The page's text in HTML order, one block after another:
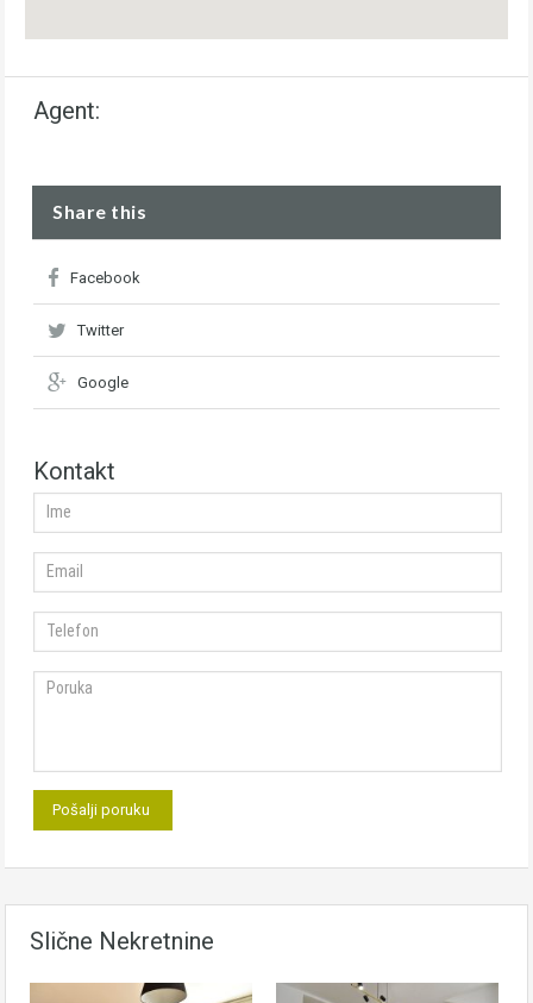
Agent:
Share this
Facebook
Twitter
Google
Kontakt
Slične Nekretnine